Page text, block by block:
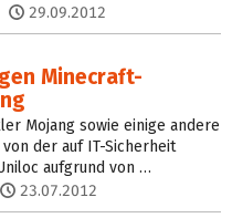
29.09.2012
Minecraft-
Mojang sowie einige andere
der auf IT-Sicherheit
aufgrund von …
23.07.2012